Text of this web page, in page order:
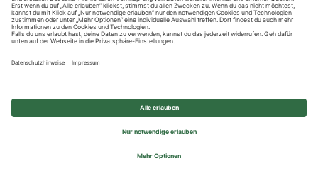
Privatsphäre-Einstellungen
© 2026 REWE Group - All rights reserved